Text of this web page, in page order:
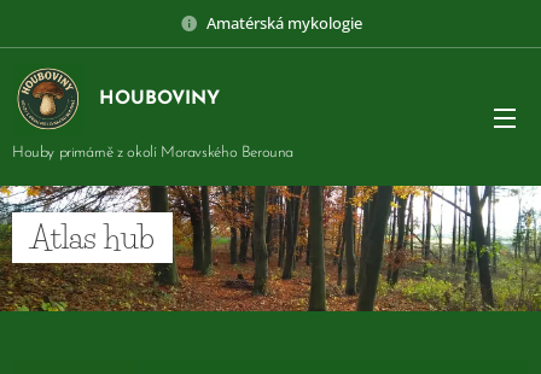
Amatérská mykologie
HOUBOVINY
Houby primárně z okolí Moravského Berouna
Atlas hub